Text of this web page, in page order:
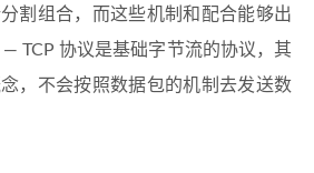
割组合，而这些机制和配合能够出
TCP 协议是基础字节流的协议，其
，不会按照数据包的机制去发送数